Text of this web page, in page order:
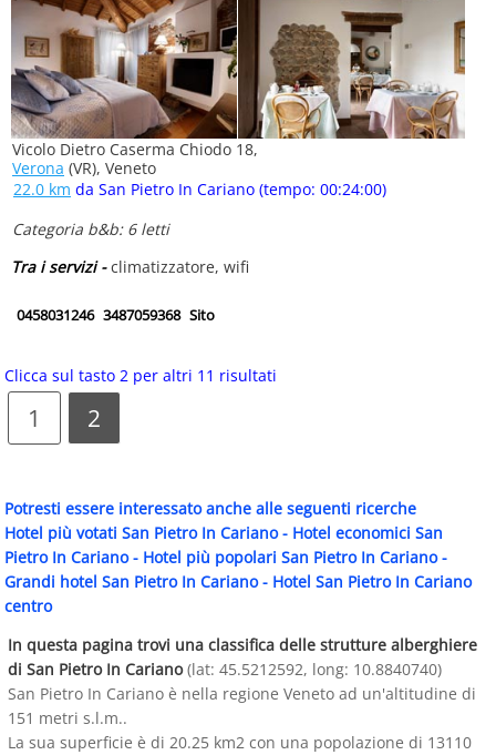
Vicolo Dietro Caserma Chiodo 18,
Verona (VR), Veneto
22.0 km da San Pietro In Cariano (tempo: 00:24:00)
Categoria b&b: 6 letti
Tra i servizi -climatizzatore, wifi
0458031246 3487059368 Sito
Clicca sul tasto 2 per altri 11 risultati
1 2
Potresti essere interessato anche alle seguenti ricerche
Hotel più votati San Pietro In Cariano- Hotel economici San
Pietro In Cariano- Hotel più popolari San Pietro In Cariano-
Grandi hotel San Pietro In Cariano- Hotel San Pietro In Cariano
centro
In questa pagina trovi una classifica delle strutture alberghiere
di San Pietro In Cariano(lat: 45.5212592, long: 10.8840740)
San Pietro In Cariano è nella regione Veneto ad un'altitudine di
151 metri s.l.m..
La sua superficie è di 20.25 km2 con una popolazione di 13110